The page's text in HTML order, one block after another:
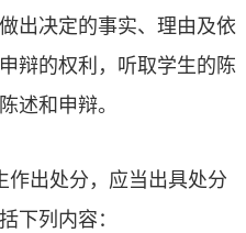
出决定的事实、理由及依
辩的权利，听取学生的陈
述和申辩。
作出处分，应当出具处分
下列内容：